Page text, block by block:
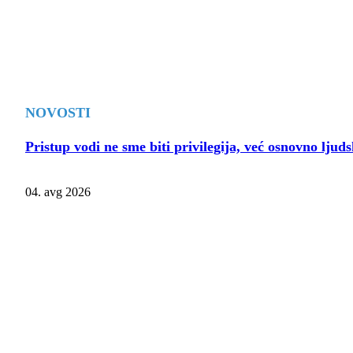
NOVOSTI
Pristup vodi ne sme biti privilegija, već osnovno
04. avg 2026